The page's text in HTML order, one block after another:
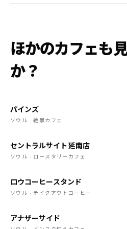
ほかのカフェも
か？
パインズ
ソウル · 絶景カフェ
セントラルサイト 延南店
ソウル · ロースタリーカフェ
ロウコーヒースタンド
ソウル · テイクアウトコーヒー
アナザーサイド